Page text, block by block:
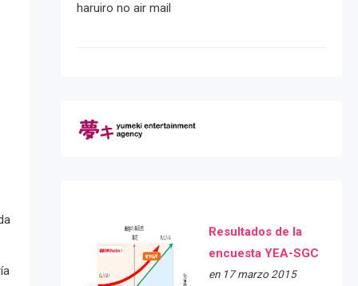
haruiro no air mail
Resultados de la
encuesta YEA-SGC
en 17 marzo 2015